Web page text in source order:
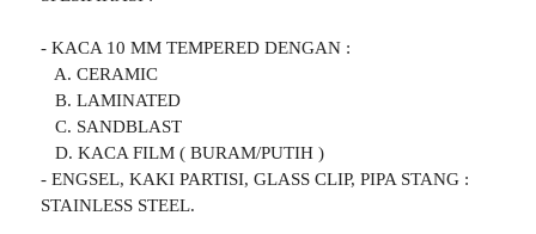
- KACA 10 MM TEMPERED DENGAN :
A. CERAMIC
B. LAMINATED
C. SANDBLAST
D. KACA FILM ( BURAM/PUTIH )
- ENGSEL, KAKI PARTISI, GLASS CLIP, PIPA STANG :
STAINLESS STEEL.